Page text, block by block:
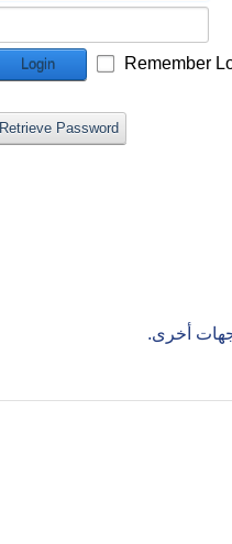
Login Remember
Retrieve Password
أخرى.